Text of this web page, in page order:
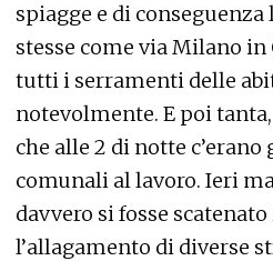
spiagge e di conseguenza
stesse come via Milano in
tutti i serramenti delle
notevolmente. E poi
che alle 2 di notte
comunali al lavoro. Ieri
davvero si fosse
l’allagamento di diverse